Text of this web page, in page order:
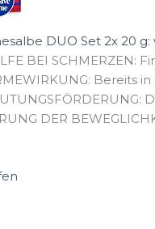
DUO Set 2x 20
BEI SCHMERZEN:
Bereits
DER